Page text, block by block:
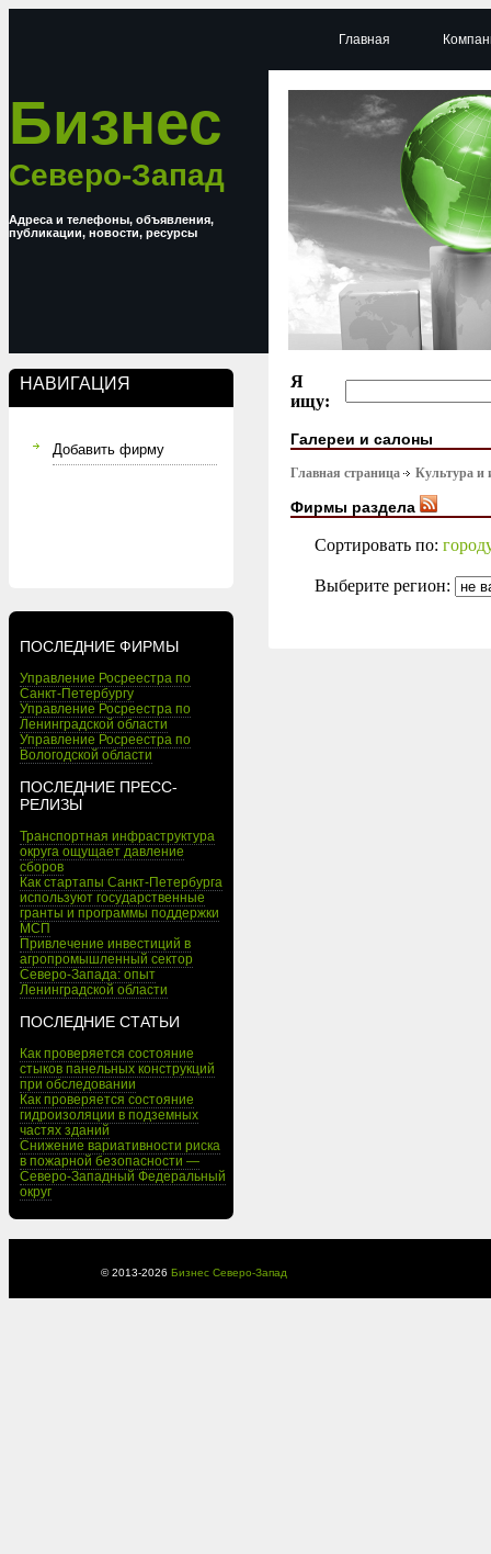
Бизнес
Северо-Запад
Адреса и телефоны, объявления,
публикации, новости, ресурсы
НАВИГАЦИЯ
Добавить фирму
ПОСЛЕДНИЕ ФИРМЫ
Управление Росреестра по
Санкт-Петербургу
Управление Росреестра по
Ленинградской области
Управление Росреестра по
Вологодской области
ПОСЛЕДНИЕ ПРЕСС-
РЕЛИЗЫ
Транспортная инфраструктура
округа ощущает давление
сборов
Как стартапы Санкт-Петербурга
используют государственные
гранты и программы поддержки
МСП
Привлечение инвестиций в
агропромышленный сектор
Северо-Запада: опыт
Ленинградской области
ПОСЛЕДНИЕ СТАТЬИ
Как проверяется состояние
стыков панельных конструкций
при обследовании
Как проверяется состояние
гидроизоляции в подземных
частях зданий
Снижение вариативности риска
в пожарной безопасности —
Северо-Западный Федеральный
округ
Главная
Я
ищу:
Галереи и салоны
Главная страница Культура и
Фирмы раздела
Сортировать по:
Выберите регион:
© 2013-2026 Бизнес Северо-Запад